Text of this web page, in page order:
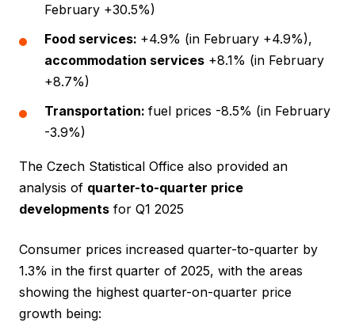
February +30.5%)
Food services: +4.9% (in February +4.9%),
accommodation services +8.1% (in February
+8.7%)
Transportation: fuel prices -8.5% (in February
-3.9%)
The Czech Statistical Office also provided an
analysis of quarter-to-quarter price
developments for Q1 2025
Consumer prices increased quarter-to-quarter by
1.3% in the first quarter of 2025, with the areas
showing the highest quarter-on-quarter price
growth being: